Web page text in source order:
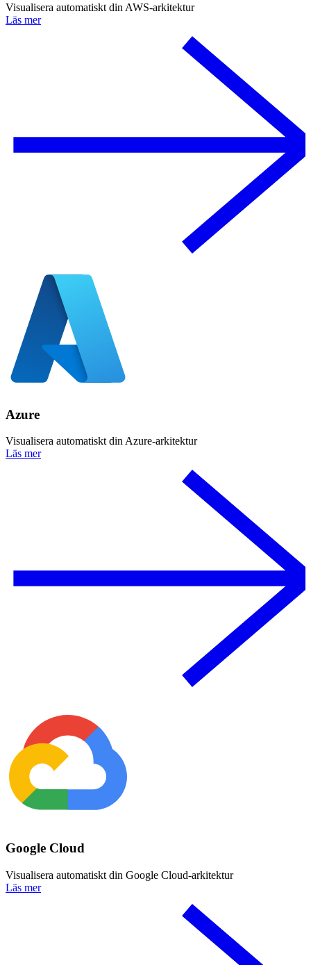
Visualisera automatiskt din AWS-arkitektur
Läs mer
Azure
Visualisera automatiskt din Azure-arkitektur
Läs mer
Google Cloud
Visualisera automatiskt din Google Cloud-arkitektur
Läs mer